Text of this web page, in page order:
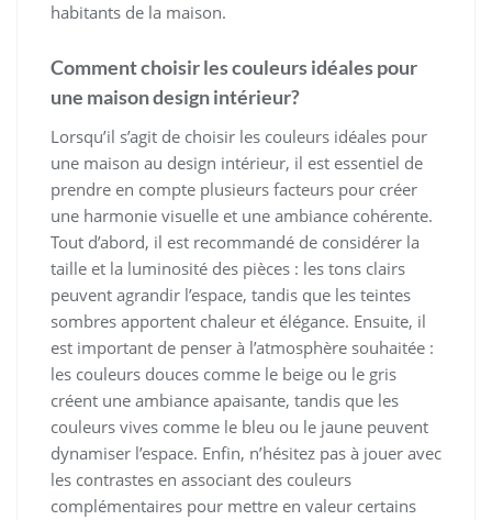
habitants de la maison.
Comment choisir les couleurs idéales pour
une maison design intérieur?
Lorsqu’il s’agit de choisir les couleurs idéales pour
une maison au design intérieur, il est essentiel de
prendre en compte plusieurs facteurs pour créer
une harmonie visuelle et une ambiance cohérente.
Tout d’abord, il est recommandé de considérer la
taille et la luminosité des pièces : les tons clairs
peuvent agrandir l’espace, tandis que les teintes
sombres apportent chaleur et élégance. Ensuite, il
est important de penser à l’atmosphère souhaitée :
les couleurs douces comme le beige ou le gris
créent une ambiance apaisante, tandis que les
couleurs vives comme le bleu ou le jaune peuvent
dynamiser l’espace. Enfin, n’hésitez pas à jouer avec
les contrastes en associant des couleurs
complémentaires pour mettre en valeur certains